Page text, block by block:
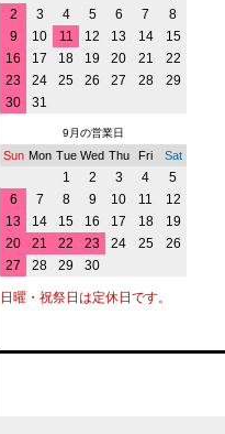
2
3 4 5 6 7
8
9
10 11 12 13 14
15
16
17 18 19 20 21
22
23
24 25 26 27 28
29
30
31
9月の営業日
Sun Mon Tue Wed Thu Fri Sat
1 2 3 4
5
6
7 8 9 10 11
12
13
14 15 16 17 18
19
20
21 22 23 24 25
26
27
28 29 30
日曜・祝祭日は定休日です。